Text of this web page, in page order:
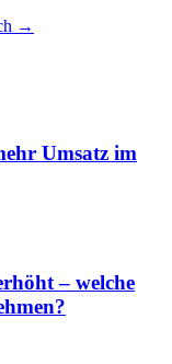
→
Umsatz im
– welche